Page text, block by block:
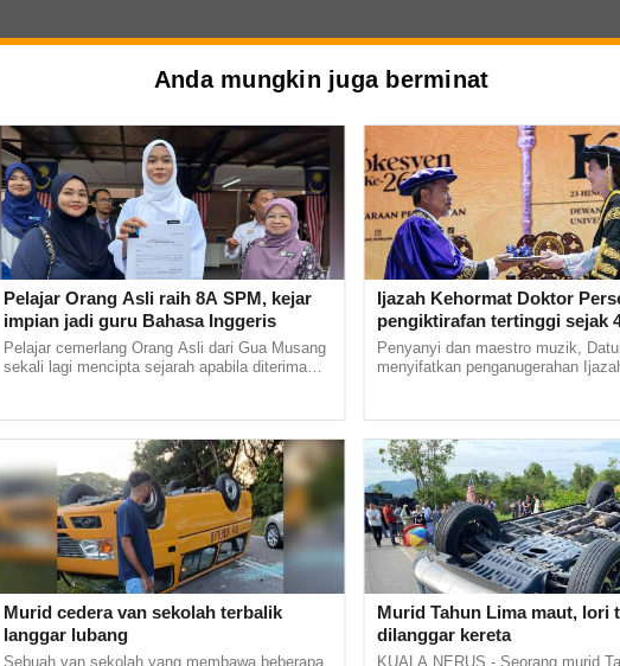
Anda mungkin juga berminat
Pelajar Orang Asli raih 8A SPM, kejar
impian jadi guru Bahasa Inggeris
Pelajar cemerlang Orang Asli dari Gua Musang
sekali lagi mencipta sejarah apabila diterima
Murid cedera van sekolah terbalik
langgar lubang
Sebuah van sekolah yang membawa beberapa
Ijazah Kehormat Doktor
pengiktirafan tertinggi sejak
M Nasir
Penyanyi dan maestro muzik,
menyifatkan penganugerahan
Murid Tahun Lima maut, lori
dilanggar kereta
KUALA NERUS - Seorang murid